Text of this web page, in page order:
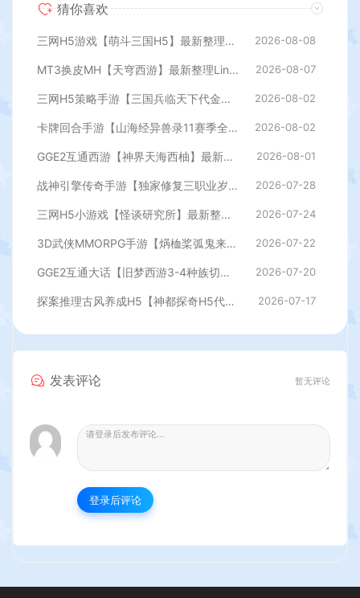
猜你喜欢
三网H5游戏【萌斗三国H5】最新整理WIN系服务端+GM后台+详细搭建教程 2026-08-08
MT3换皮MH【天穹西游】最新整理Linux手工服务端+安卓苹果双端+GM后台+详细搭建教程+全套源码+视频教程 2026-08-07
三网H5策略手游【三国兵临天下代金券内购七合修复版】最新整理单机一键即玩镜像端+Linux手工服务端+管理后台+GM授权后台+简易安卓客户端+详细搭建教程+视频教程 2026-08-02
卡牌回合手游【山海经异兽录11赛季全人物代金券内购版】最新整理WIN系服务端+授权GM后台+管理后台+热更修改工具+安卓+详细搭建教程 2026-08-02
GGE2互通西游【神界天海西柚】最新整理Win系服务端+安卓苹果PC三端+内置GM工具+全套源码+详细搭建教程 2026-08-01
战神引擎传奇手游【独家修复三职业岁月无限刀-白猪3.0】最新整理Win系特色服务端+安卓苹果双端+GM授权后台+详细搭建教程 2026-07-28
三网H5小游戏【怪谈研究所】最新整理WIN系服务端+Linux手工服务端+详细搭建教程 2026-07-24
3D武侠MMORPG手游【焫桖桨弧鬼来7职业精修代金券内购版】最新整Linux手工服务端+安卓苹果双端+CDK授权后台+详细搭建教程 2026-07-22
GGE2互通大话【旧梦西游3-4种族切换】最新整理Win系服务端+安卓PC互通客户端+内置GM工具+全套源码+详细搭建教程 2026-07-20
探案推理古风养成H5【神都探奇H5代金券内购版】最新整理单机一键即玩镜像端+Linux手工服务端+CDK授权后台+详细搭建教程 2026-07-17
发表评论 暂无评论
登录后评论